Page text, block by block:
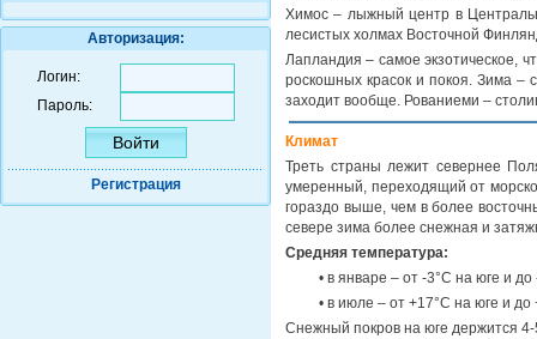
Авторизация:
Логин:
Пароль:
Регистрация
Химос – лыжный центр в
лесистых холмах Восточной
Лапландия – самое экзотическое,
роскошных красок и покоя. Зима –
заходит вообще. Рованиеми –
Климат
Треть страны лежит севернее
умеренный, переходящий от
гораздо выше, чем в более
севере зима более снежная и
Средняя температура:
• в январе – от -3°C на юге и
• в июле – от +17°C на юге и
Снежный покров на юге держится